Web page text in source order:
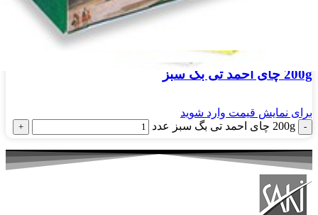
200g چای احمد تی بگ سبز
برای نمایش قیمت وارد شوید
200g چای احمد تی بگ سبز عدد